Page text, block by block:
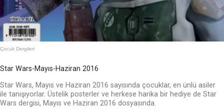
Çocuk Dergileri
Star Wars-Mayıs-Haziran 2016
Star Wars, Mayıs ve Haziran 2016 sayısında çocuklar, en ünlü asiler
ile tanışıyorlar. Üstelik posterler ve herkese harika bir hediye de Star
Wars dergisi, Mayıs ve Haziran 2016 dosyasında.